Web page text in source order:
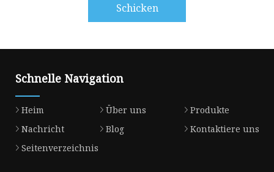
Schicken
Schnelle Navigation
Heim Über uns
Produkte
Nachricht
Blog
Kontaktiere uns
Seitenverzeichnis